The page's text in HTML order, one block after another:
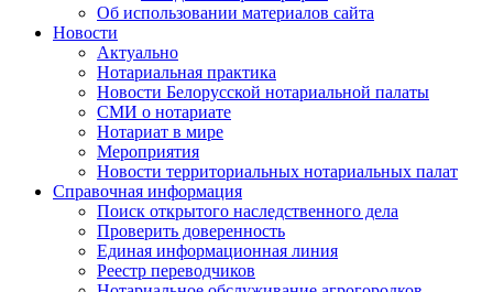
Об использовании материалов сайта
Новости
Актуально
Нотариальная практика
Новости Белорусской нотариальной палаты
СМИ о нотариате
Нотариат в мире
Мероприятия
Новости территориальных нотариальных палат
Справочная информация
Поиск открытого наследственного дела
Проверить доверенность
Единая информационная линия
Реестр переводчиков